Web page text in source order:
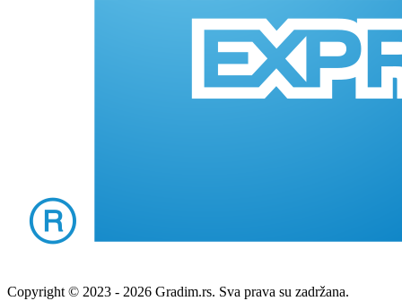
Copyright © 2023 - 2026 Gradim.rs. Sva prava su zadržana.